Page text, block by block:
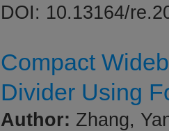
DOI: 10.13164/
Compact
Divider Using
Author: Zhang,